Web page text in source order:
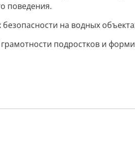
поведения.
на водных
подростков и